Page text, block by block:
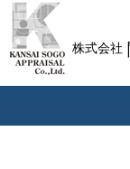
株式会社